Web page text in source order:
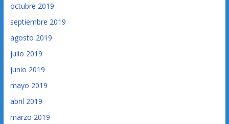
octubre 2019
septiembre 2019
agosto 2019
julio 2019
junio 2019
mayo 2019
abril 2019
marzo 2019